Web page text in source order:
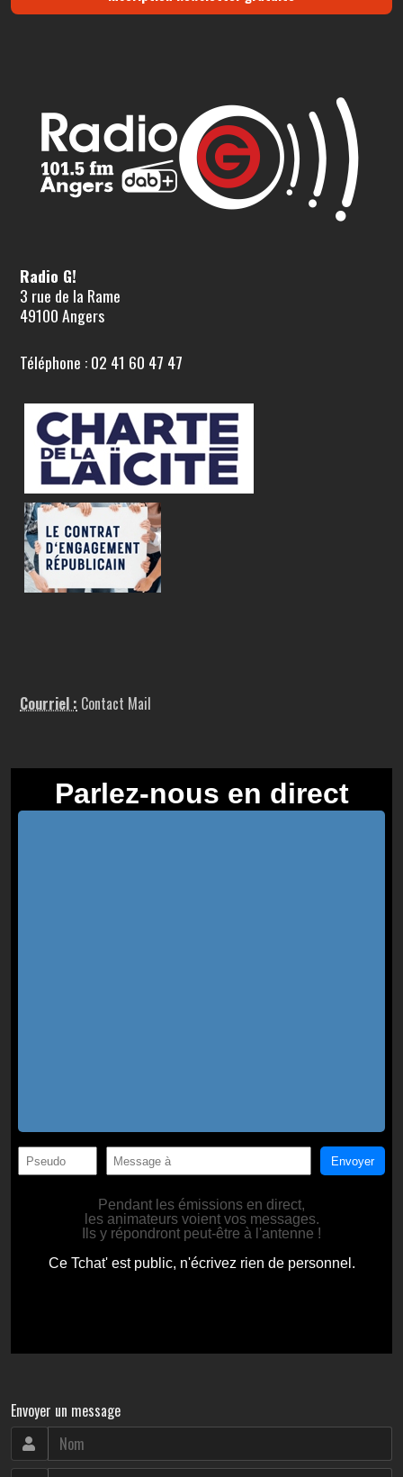
Radio G!
3 rue de la Rame
49100 Angers
Téléphone : 02 41 60 47 47
Courriel : Contact Mail
Envoyer un message